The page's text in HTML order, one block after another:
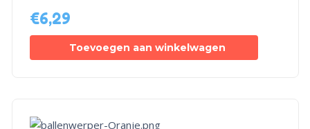
€6,29
Toevoegen aan winkelwagen